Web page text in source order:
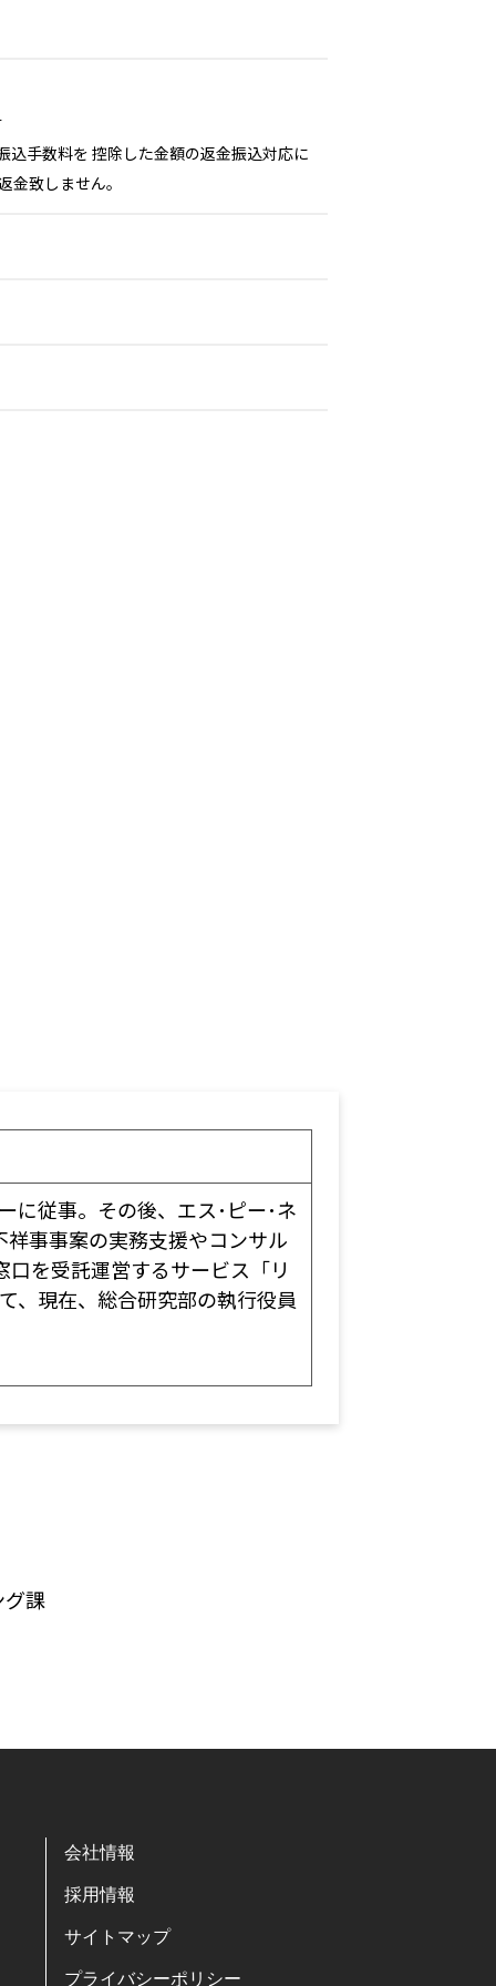
手数料を 控除した金額の返金振込対応に
致しません。
に従事。その後、エス･ピー･ネ
事事案の実務支援やコンサル
を受託運営するサービス「リ
、現在、総合研究部の執行役員
課
会社情報
採用情報
サイトマップ
プライバシーポリシー